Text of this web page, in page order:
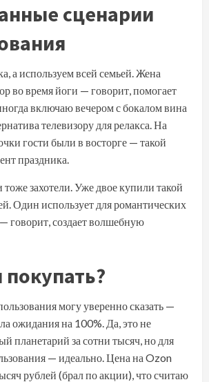
сценарии
а используем всей семьей. Жена
во время йоги — говорит, помогает
включаю вечером с бокалом вина
телевизору для релакса. На
гости были в восторге — такой
праздника.
тоже захотели. Уже двое купили такой
Один использует для романтических
говорит, создает волшебную
покупать?
могу уверенно сказать —
ожидания на 100%. Да, это не
планетарий за сотни тысяч, но для
— идеально. Цена на Ozon
рублей (брал по акции), что считаю